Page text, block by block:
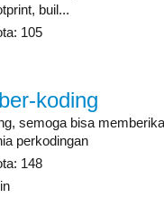
buil...
105
koding
semoga bisa
perkodingan
148